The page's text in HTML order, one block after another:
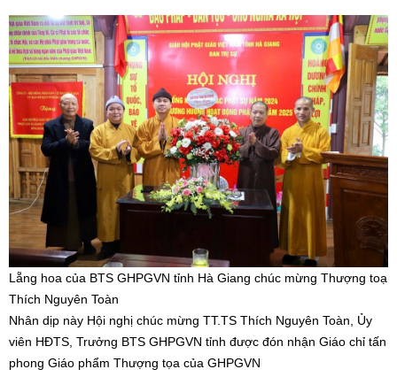
Lẵng hoa của BTS GHPGVN tỉnh Hà Giang chúc mừng Thượng toạ
Thích Nguyên Toàn
Nhân dịp này Hội nghị chúc mừng TT.TS Thích Nguyên Toàn, Ủy
viên HĐTS, Trưởng BTS GHPGVN tỉnh được đón nhận Giáo chỉ tấn
phong Giáo phẩm Thượng tọa của GHPGVN